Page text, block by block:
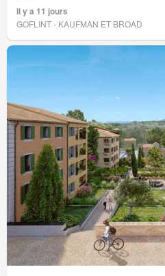
Il y a 11 jours
GOFLINT - KAUFMAN ET BROAD